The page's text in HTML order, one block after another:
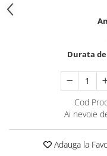
Clubul Premiantilor
Kids Book Club
Durata
Cod
Ai nevoie
Adauga la